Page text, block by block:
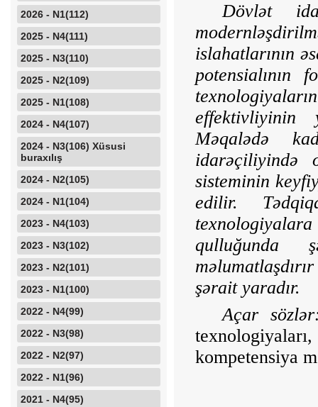
2026 - N1(112)
2025 - N4(111)
2025 - N3(110)
2025 - N2(109)
2025 - N1(108)
2024 - N4(107)
2024 - N3(106) Xüsusi
buraxılış
2024 - N2(105)
2024 - N1(104)
2023 - N4(103)
2023 - N3(102)
2023 - N2(101)
2023 - N1(100)
2022 - N4(99)
2022 - N3(98)
2022 - N2(97)
2022 - N1(96)
2021 - N4(95)
Dövlət
islahatlarının
potensialının
effektivliyinin
Məqalədə
idarəçiliyində
sisteminin
edilir.
qulluğunda
şərait yaradır.
Açar
kompetensiya